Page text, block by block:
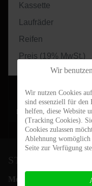
Kassette
Laufräder
Reifen
Preis (19% MwSt.)
Vorheriger Beitrag:
Zurück
STEIN-BIKES
Mo.- Fr.:
Wir
Wir nutzen Cookies
sind essenziell für den
helfen, diese Website
(Tracking Cookies).
Cookies zulassen
Ablehnung
Seite zur Verfügung